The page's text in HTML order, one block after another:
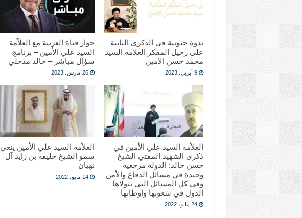
ندوة جنوبية في الذكرى الثانية
على رحيل المفكر العلامة السيد
محمد حسن الأمين
9 أبريل، 2023
حوار قناة العربية مع العلاّمة
السيد علي الأمين – برنامج
سؤال مباشر – خالد مدخلي
26 مارس، 2023
العلاّمة السيد علي الأمين في
ذكرى الشهيد المفتي الشيخ
حسن خالد: الدولة مرجعية
وحيدة في مسائل الدفاع والأمن
وفي كل المسائل التي تتولاها
الدول في شعوبها وأوطانها
24 مايو، 2022
العلاّمة السيد علي الأمين ينعى
سمو الشيخ خليفة بن زايد آل
نهيان
14 مايو، 2022